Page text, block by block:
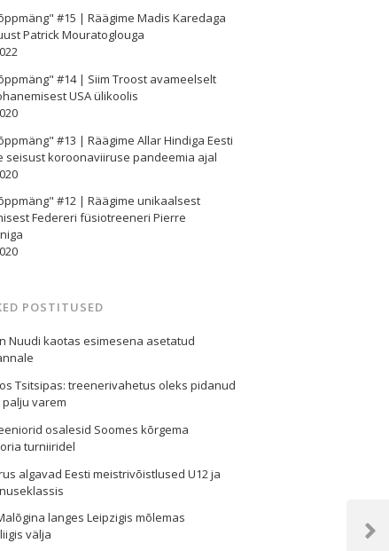
#15 | Räägime Madis Karedaga
Patrick Mouratoglouga
#14 | Siim Troost avameelselt
USA ülikoolis
#13 | Räägime Allar Hindiga Eesti
seisust koroonaviiruse pandeemia ajal
#12 | Räägime unikaalsest
Federeri füsiotreeneri Pierre
POSTITUSED
Nuudi kaotas esimesena asetatud
Tsitsipas: treenerivahetus oleks pidanud
varem
osalesid Soomes kõrgema
turniiridel
algavad Eesti meistrivõistlused U12 ja
langes Leipzigis mõlemas
välja
Next